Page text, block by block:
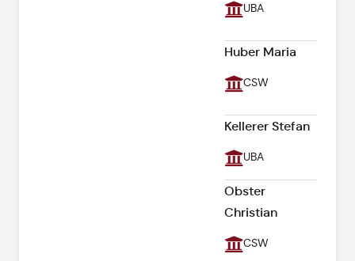
UBA
Huber Maria
CSW
Kellerer Stefan
UBA
Obster
Christian
CSW